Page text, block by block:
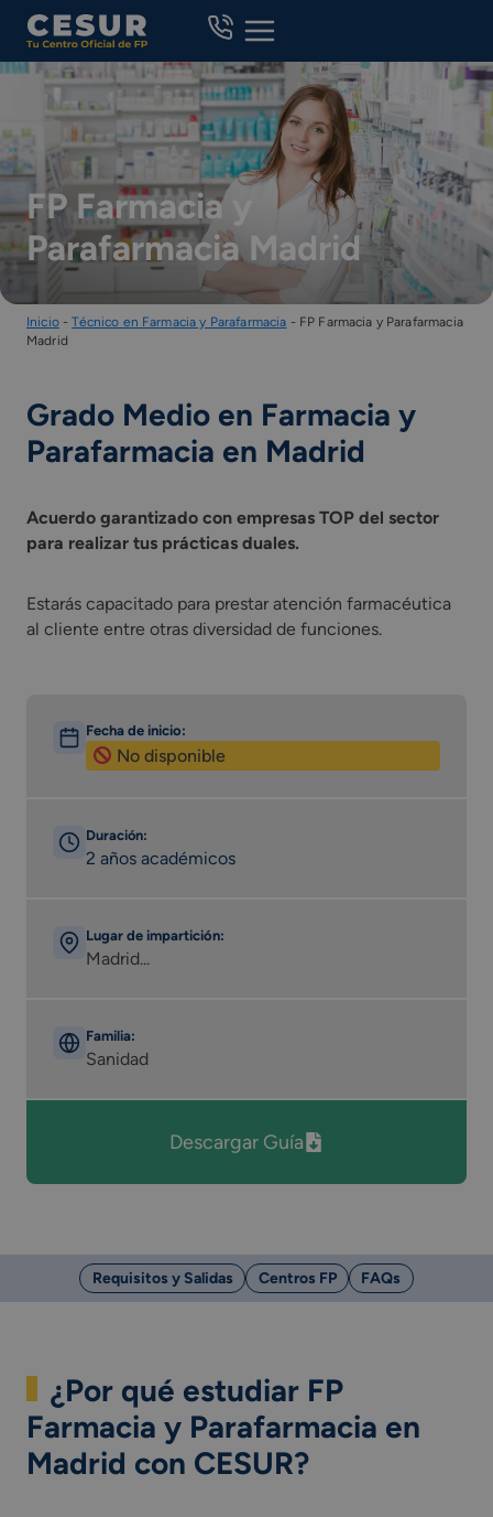
Skip
content
FP Farmacia y
Parafarmacia Madrid
Inicio-Técnico en Farmacia y Parafarmacia - FP Farmacia y Parafarmacia
Madrid
Grado Medio en Farmacia y
Parafarmacia en Madrid
Acuerdo garantizado con empresas TOP del sector
para realizar tus prácticas duales.
Estarás capacitado para prestar atención farmacéutica
al cliente entre otras diversidad de funciones.
Fecha de inicio:
No disponible
Duración:
2 años académicos
Lugar de impartición:
Madrid...
Familia:
Sanidad
Descargar Guía
Requisitos y Salidas Centros FP FAQs
¿Por qué estudiar FP
Farmacia y Parafarmacia en
Madrid con CESUR?